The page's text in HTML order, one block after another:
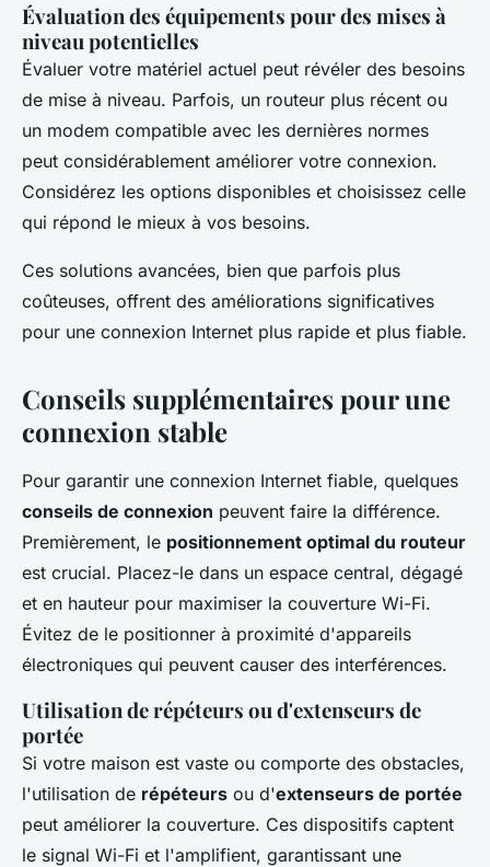
Évaluation des équipements pour des mises à
niveau potentielles
Évaluer votre matériel actuel peut révéler des besoins
de mise à niveau. Parfois, un routeur plus récent ou
un modem compatible avec les dernières normes
peut considérablement améliorer votre connexion.
Considérez les options disponibles et choisissez celle
qui répond le mieux à vos besoins.
Ces solutions avancées, bien que parfois plus
coûteuses, offrent des améliorations significatives
pour une connexion Internet plus rapide et plus fiable.
Conseils supplémentaires pour une
connexion stable
Pour garantir une connexion Internet fiable, quelques
conseils de connexion peuvent faire la différence.
Premièrement, le positionnement optimal du routeur
est crucial. Placez-le dans un espace central, dégagé
et en hauteur pour maximiser la couverture Wi-Fi.
Évitez de le positionner à proximité d'appareils
électroniques qui peuvent causer des interférences.
Utilisation de répéteurs ou d'extenseurs de
portée
Si votre maison est vaste ou comporte des obstacles,
l'utilisation de répéteurs ou d'extenseurs de portée
peut améliorer la couverture. Ces dispositifs captent
le signal Wi-Fi et l'amplifient, garantissant une